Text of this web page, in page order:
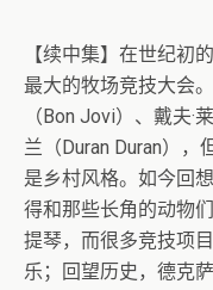
【续中集】在世纪初
最大的牧场竞技大会
（Bon Jovi）、戴夫·
兰（Duran Duran）
是乡村风格。如今回
得和那些长角的动物
提琴，而很多竞技项
乐；回望历史，德克